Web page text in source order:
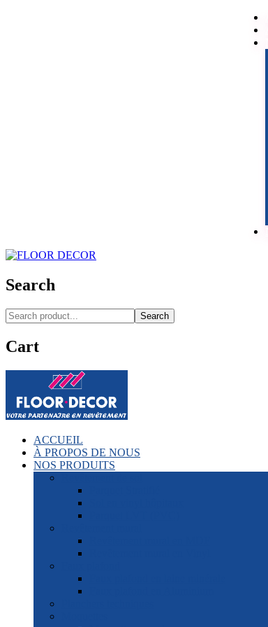
Search
Search
Cart
ACCUEIL
À PROPOS DE NOUS
NOS PRODUITS